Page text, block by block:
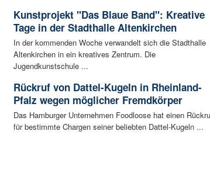
Kunstprojekt "Das Blaue Band": Kreative
Tage in der Stadthalle Altenkirchen
In der kommenden Woche verwandelt sich die Stadthalle
Altenkirchen in ein kreatives Zentrum. Die
Jugendkunstschule ...
Rückruf von Dattel-Kugeln in Rheinland-
Pfalz wegen möglicher Fremdkörper
Das Hamburger Unternehmen Foodloose hat einen
für bestimmte Chargen seiner beliebten Dattel-Kugeln ...